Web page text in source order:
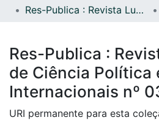
Res-Publica : Revista Lusófona de Ciência Política e Relações Internacionais nº 03/04 (2005)
Res-Publica :
de Ciência Política
Internacionais nº
URI permanente para esta